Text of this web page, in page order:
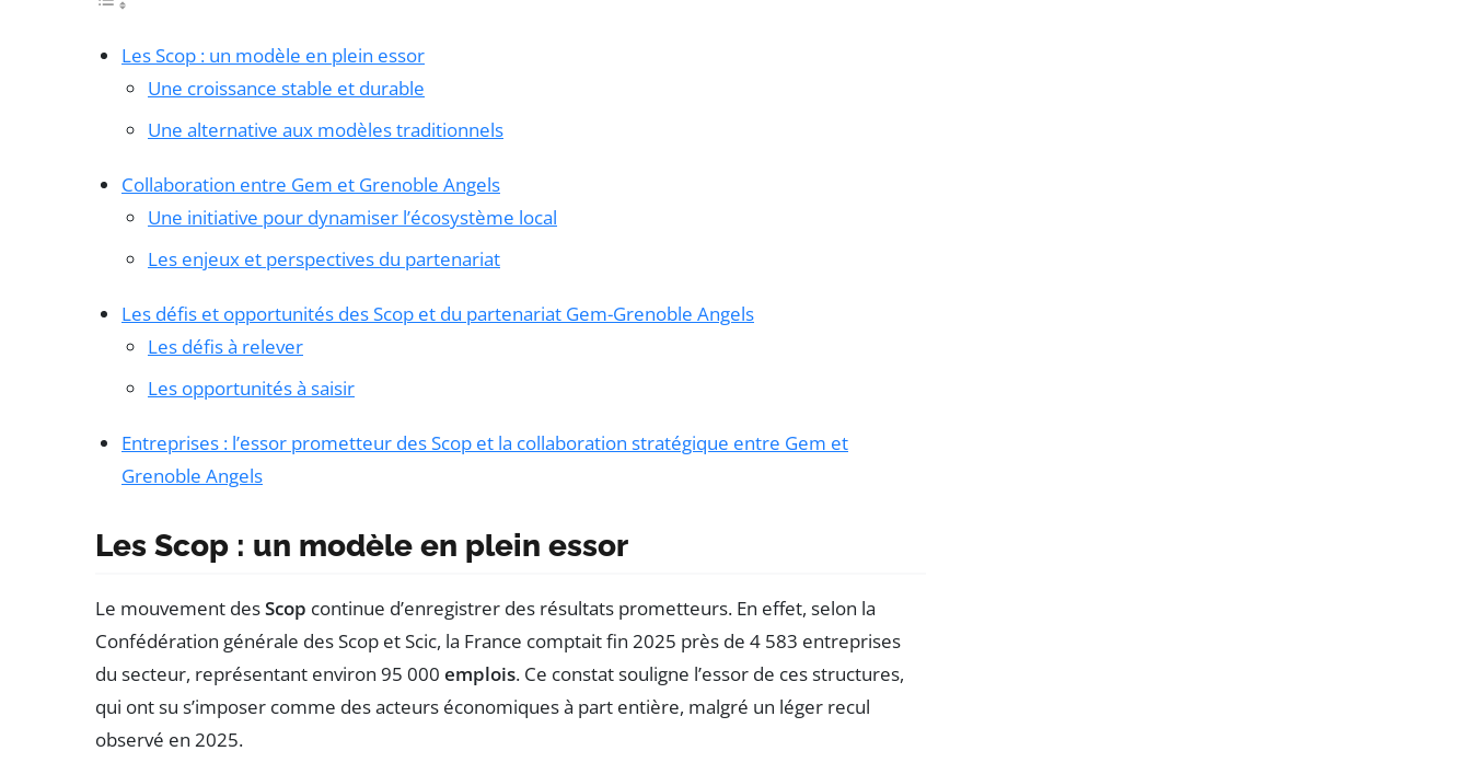
Les Scop : un modèle en plein essor
Une croissance stable et durable
Une alternative aux modèles traditionnels
Collaboration entre Gem et Grenoble Angels
Une initiative pour dynamiser l’écosystème local
Les enjeux et perspectives du partenariat
Les défis et opportunités des Scop et du partenariat Gem-Grenoble Angels
Les défis à relever
Les opportunités à saisir
Entreprises : l’essor prometteur des Scop et la collaboration stratégique entre Gem et
Grenoble Angels
Les Scop : un modèle en plein essor
Le mouvement desScop continue d’enregistrer des résultats prometteurs. En effet, selon la
Confédération générale des Scop et Scic, la France comptait fin 2025 près de 4 583 entreprises
du secteur, représentant environ 95 000 emplois. Ce constat souligne l’essor de ces structures,
qui ont su s’imposer comme des acteurs économiques à part entière, malgré un léger recul
observé en 2025.